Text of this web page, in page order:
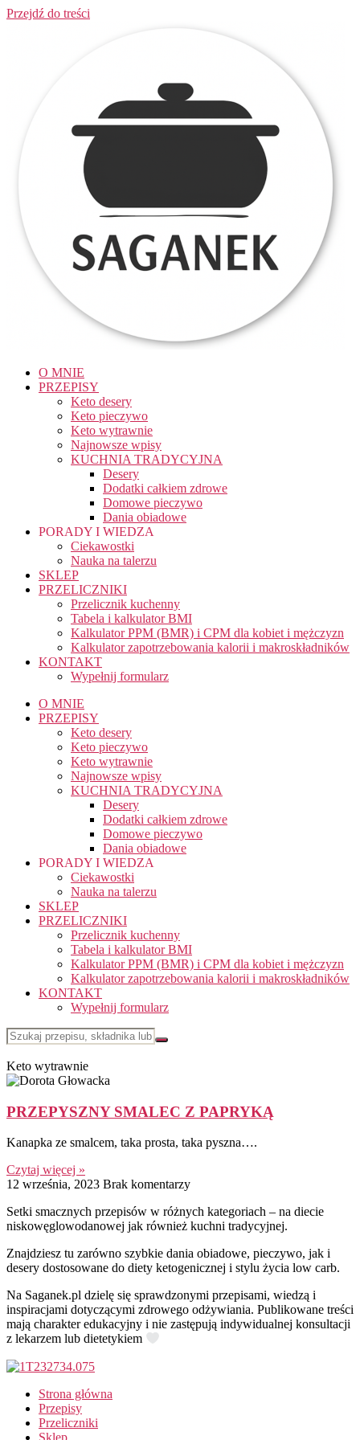
Przejdź do treści
O MNIE
PRZEPISY
Keto desery
Keto pieczywo
Keto wytrawnie
Najnowsze wpisy
KUCHNIA TRADYCYJNA
Desery
Dodatki całkiem zdrowe
Domowe pieczywo
Dania obiadowe
PORADY I WIEDZA
Ciekawostki
Nauka na talerzu
SKLEP
PRZELICZNIKI
Przelicznik kuchenny
Tabela i kalkulator BMI
Kalkulator PPM (BMR) i CPM dla kobiet i mężczyzn
Kalkulator zapotrzebowania kalorii i makroskładników
KONTAKT
Wypełnij formularz
O MNIE
PRZEPISY
Keto desery
Keto pieczywo
Keto wytrawnie
Najnowsze wpisy
KUCHNIA TRADYCYJNA
Desery
Dodatki całkiem zdrowe
Domowe pieczywo
Dania obiadowe
PORADY I WIEDZA
Ciekawostki
Nauka na talerzu
SKLEP
PRZELICZNIKI
Przelicznik kuchenny
Tabela i kalkulator BMI
Kalkulator PPM (BMR) i CPM dla kobiet i mężczyzn
Kalkulator zapotrzebowania kalorii i makroskładników
KONTAKT
Wypełnij formularz
Keto wytrawnie
PRZEPYSZNY SMALEC Z PAPRYKĄ
Kanapka ze smalcem, taka prosta, taka pyszna….
Czytaj więcej »
12 września, 2023 Brak komentarzy
Setki smacznych przepisów w różnych kategoriach – na diecie
niskowęglowodanowej jak również kuchni tradycyjnej.
Znajdziesz tu zarówno szybkie dania obiadowe, pieczywo, jak i
desery dostosowane do diety ketogenicznej i stylu życia low carb.
Na Saganek.pl dzielę się sprawdzonymi przepisami, wiedzą i
inspiracjami dotyczącymi zdrowego odżywiania. Publikowane treści
mają charakter edukacyjny i nie zastępują indywidualnej konsultacji
z lekarzem lub dietetykiem
Strona główna
Przepisy
Przeliczniki
Sklep